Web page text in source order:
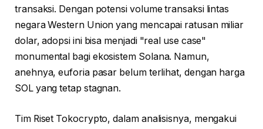
transaksi. Dengan potensi volume transaksi lintas
negara Western Union yang mencapai ratusan miliar
dolar, adopsi ini bisa menjadi "real use case"
monumental bagi ekosistem Solana. Namun,
anehnya, euforia pasar belum terlihat, dengan harga
SOL yang tetap stagnan.
Tim Riset Tokocrypto, dalam analisisnya, mengakui